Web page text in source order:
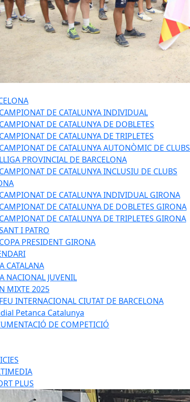
CAMPIONAT DE CATALUNYA INDIVIDUAL
CAMPIONAT DE CATALUNYA DE DOBLETES
CAMPIONAT DE CATALUNYA DE TRIPLETES
CAMPIONAT DE CATALUNYA AUTONÒMIC DE CLUBS
LLIGA PROVINCIAL DE BARCELONA
CAMPIONAT DE CATALUNYA INCLUSIU DE CLUBS
CAMPIONAT DE CATALUNYA INDIVIDUAL GIRONA
CAMPIONAT DE CATALUNYA DE DOBLETES GIRONA
CAMPIONAT DE CATALUNYA DE TRIPLETES GIRONA
I PATRO
COPA PRESIDENT GIRONA
CATALANA
NACIONAL JUVENIL
MIXTE 2025
INTERNACIONAL CIUTAT DE BARCELONA
Petanca Catalunya
DE COMPETICIÓ
PLUS